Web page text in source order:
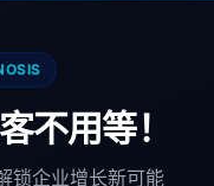
不用等！
锁企业增长新可能